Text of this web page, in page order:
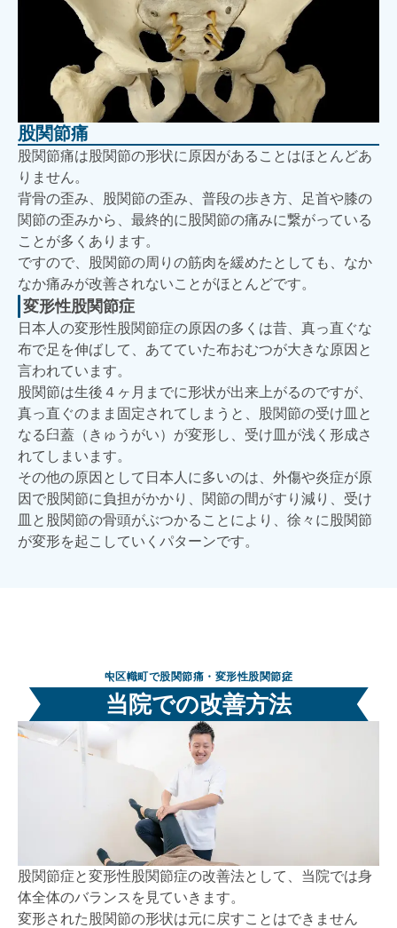
股関節痛
股関節痛は股関節の形状に原因があることはほとんどあ
りません。
背骨の歪み、股関節の歪み、普段の歩き方、足首や膝の
関節の歪みから、最終的に股関節の痛みに繋がっている
ことが多くあります。
ですので、股関節の周りの筋肉を緩めたとしても、なか
なか痛みが改善されないことがほとんどです。
変形性股関節症
日本人の変形性股関節症の原因の多くは昔、真っ直ぐな
布で足を伸ばして、あてていた布おむつが大きな原因と
言われています。
股関節は生後４ヶ月までに形状が出来上がるのですが、
真っ直ぐのまま固定されてしまうと、股関節の受け皿と
なる臼蓋（きゅうがい）が変形し、受け皿が浅く形成さ
れてしまいます。
その他の原因として日本人に多いのは、外傷や炎症が原
因で股関節に負担がかかり、関節の間がすり減り、受け
皿と股関節の骨頭がぶつかることにより、徐々に股関節
が変形を起こしていくパターンです。
中区幟町で股関節痛・変形性股関節症
当院での改善方法
股関節症と変形性股関節症の改善法として、当院では身
体全体のバランスを見ていきます。
変形された股関節の形状は元に戻すことはできません